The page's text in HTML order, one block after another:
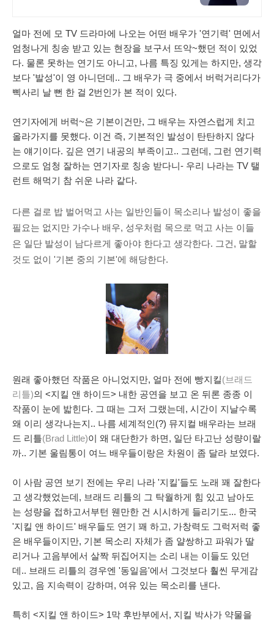
얼마 전에 모 TV 드라마에 나오는 어떤 배우가 '연기력' 면에서
엄청나게 칭송 받고 있는 현장을 보구서 뜨악~했던 적이 있었
다. 물론 못하는 연기도 아니고, 나름 특징 있게는 하지만, 생각
보다 '발성'이 영 아니던데.. 그 배우가 극 중에서 버럭거리다가
삑사리 날 뻔 한 걸 2번인가 본 적이 있다.
연기자에게 버럭~은 기본이건만, 그 배우는 자연스럽게 치고
올라가지를 못했다. 이건 즉, 기본적인 발성이 탄탄하지 않다
는 얘기이다. 깊은 연기 내공의 부족이고.. 그런데, 그런 연기력
으로도 엄청 잘하는 연기자로 칭송 받다니- 우리 나라는 TV 탤
런트 해먹기 참 쉬운 나라 같다.
다른 걸로 밥 벌어먹고 사는 일반인들이 목소리나 발성이 좋을
필요는 없지만 가수나 배우, 성우처럼 목으로 먹고 사는 이들
은 일단 발성이 남다르게 좋아야 한다고 생각한다. 그건, 말할
것도 없이 '기본 중의 기본'에 해당한다.
원래 좋아했던 작품은 아니었지만, 얼마 전에 빵지킬(브래드
리틀)의 <지킬 앤 하이드> 내한 공연을 보고 온 뒤론 종종 이
작품이 눈에 밟힌다. 그 때는 그저 그랬는데, 시간이 지날수록
왜 이리 생각나는지.. 나름 세계적인(?) 뮤지컬 배우라는 브래
드 리틀(Brad Little)이 왜 대단한가 하면, 일단 타고난 성량이랄
까.. 기본 울림통이 여느 배우들이랑은 차원이 좀 달라 보였다.
이 사람 공연 보기 전에는 우리 나라 '지킬'들도 노래 꽤 잘한다
고 생각했었는데, 브래드 리틀의 그 탁월하게 힘 있고 남아도
는 성량을 접하고서부턴 웬만한 건 시시하게 들리기도... 한국
'지킬 앤 하이드' 배우들도 연기 꽤 하고, 가창력도 그럭저럭 좋
은 배우들이지만, 기본 목소리 자체가 좀 얄쌍하고 파워가 딸
리거나 고음부에서 살짝 뒤집어지는 소리 내는 이들도 있던
데.. 브래드 리틀의 경우엔 '동일음'에서 그것보다 훨씬 무게감
있고, 음 지속력이 강하며, 여유 있는 목소리를 낸다.
특히 <지킬 앤 하이드> 1막 후반부에서, 지킬 박사가 약물을